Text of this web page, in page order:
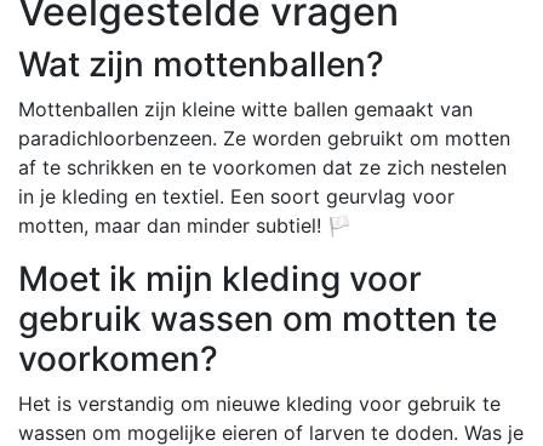
Veelgestelde vragen
Wat zijn mottenballen?
Mottenballen zijn kleine witte ballen gemaakt van
paradichloorbenzeen. Ze worden gebruikt om motten
af te schrikken en te voorkomen dat ze zich nestelen
in je kleding en textiel. Een soort geurvlag voor
motten, maar dan minder subtiel! 🏳️
Moet ik mijn kleding voor
gebruik wassen om motten te
voorkomen?
Het is verstandig om nieuwe kleding voor gebruik te
wassen om mogelijke eieren of larven te doden. Was je